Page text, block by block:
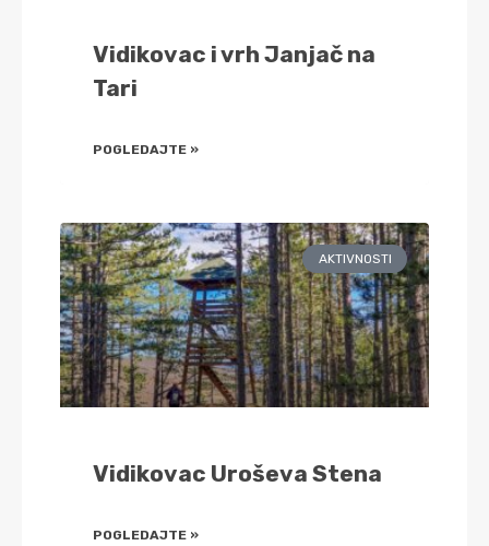
Vidikovac i vrh Janjač na
Tari
POGLEDAJTE »
AKTIVNOSTI
Vidikovac Uroševa Stena
POGLEDAJTE »